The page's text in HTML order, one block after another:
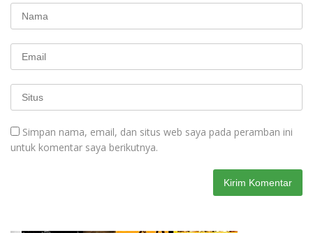
Simpan nama, email, dan situs web saya pada peramban ini
untuk komentar saya berikutnya.